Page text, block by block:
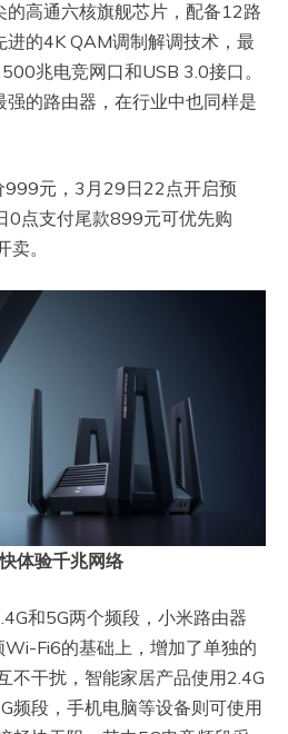
的高通六核旗舰芯片，配备12路
的4K QAM调制解调技术，最
兆电竞网口和USB 3.0接口。
的路由器，在行业中也同样是
元，3月29日22点开启预
0点支付尾款899元可优先购
。
体验千兆网络
和5G两个频段，小米路由器
Fi6的基础上，增加了单独的
不干扰，智能家居产品使用2.4G
频段，手机电脑等设备则可使用